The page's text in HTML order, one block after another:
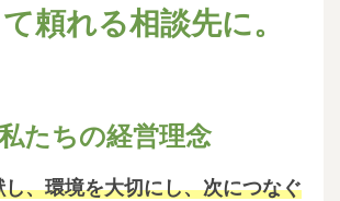
頼れる相談先に。
たちの経営理念
、環境を大切にし、次につなぐ